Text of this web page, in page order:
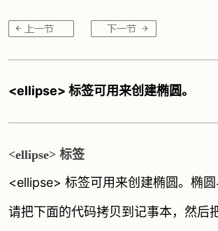
<ellipse> 标签可用来创建椭圆。
<ellipse> 标签
<ellipse> 标签可用来创建椭圆。椭
请把下面的代码拷贝到记事本，然后